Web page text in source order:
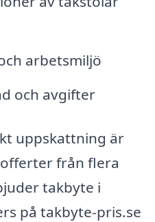
arbetsmiljö
och avgifter
uppskattning är
från flera
takbyte i
på takbyte-pris.se